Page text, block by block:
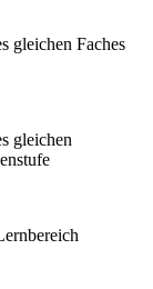
gleichen Faches
gleichen